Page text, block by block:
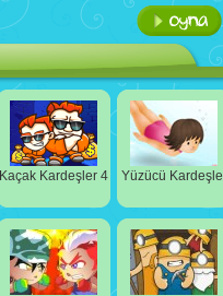
Küçük
İyi
Kaçak Kardeşler 4 Yüzücü